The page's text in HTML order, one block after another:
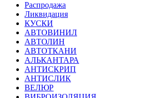
Распродажа
Ликвидация
КУСКИ
АВТОВИНИЛ
АВТОЛИН
АВТОТКАНИ
АЛЬКАНТАРА
АНТИСКРИП
АНТИСЛИК
ВЕЛЮР